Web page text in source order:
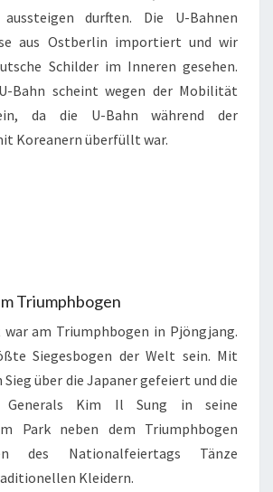
durften. Die U-Bahnen
aus Ostberlin importiert und wir
Schilder im Inneren gesehen.
Bahn scheint wegen der Mobilität
da die U-Bahn während der
Koreanern überfüllt war.
Triumphbogen
am Triumphbogen in Pjöngjang.
Siegesbogen der Welt sein. Mit
Sieg über die Japaner gefeiert und die
Generals Kim Il Sung in seine
Park neben dem Triumphbogen
des Nationalfeiertags Tänze
Kleidern.